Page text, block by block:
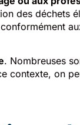
des déchets
. Nombreuses
contexte, on